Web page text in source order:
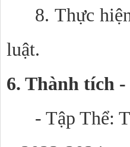
8. Thực
luật.
6. Thành tích
- Tập Thể: